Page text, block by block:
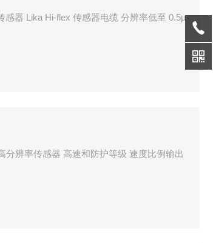
器 Lika Hi-flex 传感器电缆 分辨率低至 0.5µ
辨率传感器 高速和防护等级 速度比例输出